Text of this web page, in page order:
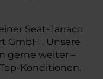
Seat-Tarraco
GmbH . Unsere
gerne weiter –
Konditionen.